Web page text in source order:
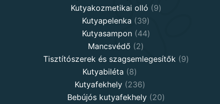
Kutyakozmetikai olló 99
Kutyapelenka 3939
products
Kutyasampon 4444
Mancsvédő 22
products
Tisztítószerek és szagsemlegesítők 99
Kutyabiléta 88
products
Kutyafekhely 236236
products
Bebújós kutyafekhely 2020